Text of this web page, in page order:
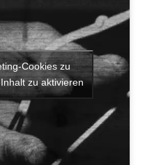
Cookies zu
zu aktivieren